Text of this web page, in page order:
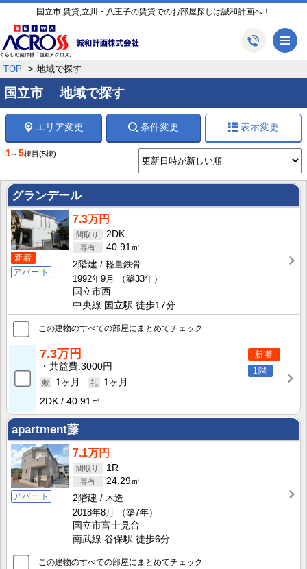
国立市,賃貸,立川・八王子の賃貸でのお部屋探しは誠和計画へ！
TOP 地域で探す
国立市 地域で探す
エリア変更 条件変更 表示変更
1～5棟目 (5棟)
グランデール
新着
アパート
7.3万円
2DK
40.91㎡
2階建
軽量鉄骨
1992年9月
（築33年）
国立市西
中央線 国立駅 徒歩17分
この建物のすべての部屋にまとめてチェック
新着
1階
7.3万円
共益費 3000円
1ヶ月
1ヶ月
2DK
40.91㎡
apartment藤
アパート
7.1万円
1R
24.29㎡
2階建
木造
2018年8月
（築7年）
国立市富士見台
南武線 谷保駅 徒歩6分
この建物のすべての部屋にまとめてチェック